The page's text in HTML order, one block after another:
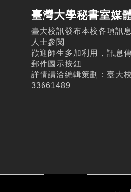
臺灣大學秘書室媒
臺大校訊發布本校各項訊
人士參閱
歡迎師生多加利用，訊息
郵件圖示按鈕
詳情請洽編輯策劃：臺大
33661489